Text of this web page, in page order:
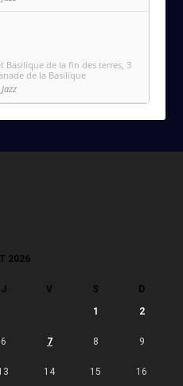
Basilique de la fin des terres , 3
de la Basilique
2026
J V S D
1 2
6 7 8 9
14 15 16